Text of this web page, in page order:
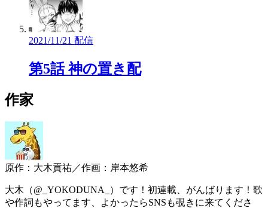
2021/11/21 配信
第5話 神の置き配
作家
原作：大木貢祐／作画：岸本悠希
大木（@_YOKODUNA_）です！初連載、がんばります！歌
や作詞もやってます、よかったらSNSも覗きに来てくださ